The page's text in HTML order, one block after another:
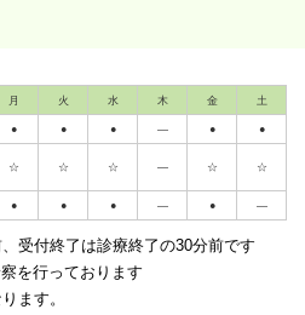
月 火 水 木 金 土
● ● ● — ● ●
☆ ☆ ☆ — ☆ ☆
● ● ● — ● —
受付終了は診療終了の30分前です
を行っております
ます。